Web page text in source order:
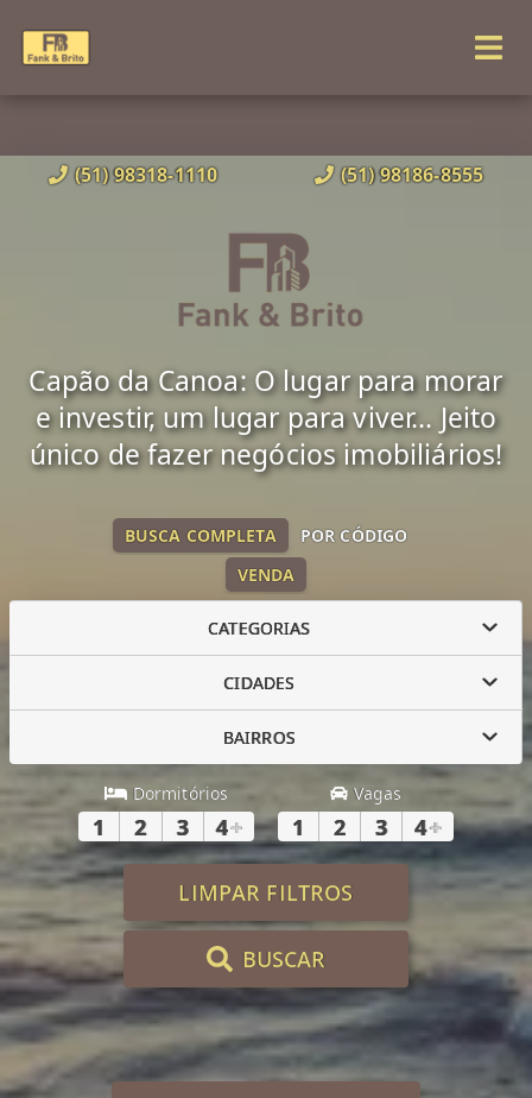
(51) 98318-1110 (51) 98186-8555
Capão da Canoa: O lugar para morar
e investir, um lugar para viver... Jeito
único de fazer negócios imobiliários!
VENDA
BUSCA COMPLETA POR CÓDIGO
CATEGORIAS
CIDADES
BAIRROS
Dormitórios
1 2 3 4+
Vagas
1 2 3 4+
LIMPAR FILTROS
BUSCAR